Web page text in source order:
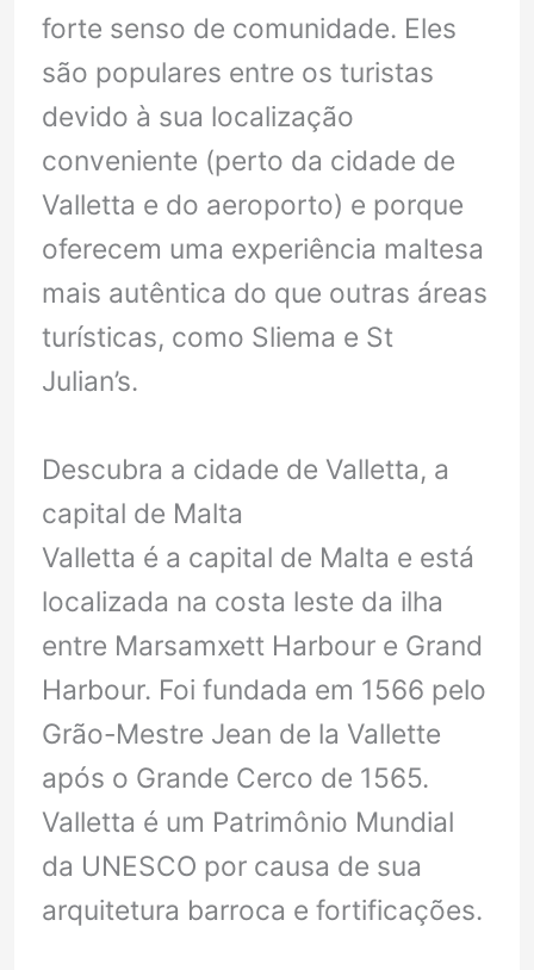
forte senso de comunidade. Eles
são populares entre os turistas
devido à sua localização
conveniente (perto da cidade de
Valletta e do aeroporto) e porque
oferecem uma experiência maltesa
mais autêntica do que outras áreas
turísticas, como Sliema e St
Julian’s.
Descubra a cidade de Valletta, a
capital de Malta
Valletta é a capital de Malta e está
localizada na costa leste da ilha
entre Marsamxett Harbour e Grand
Harbour. Foi fundada em 1566 pelo
Grão-Mestre Jean de la Vallette
após o Grande Cerco de 1565.
Valletta é um Patrimônio Mundial
da UNESCO por causa de sua
arquitetura barroca e fortificações.